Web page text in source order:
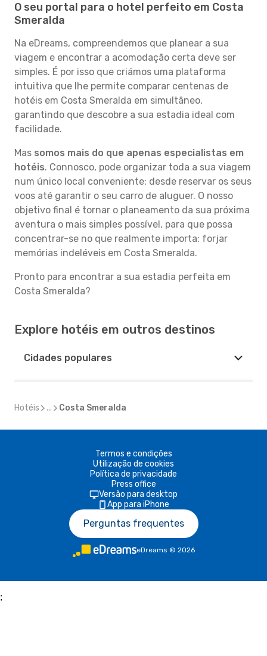
O seu portal para o hotel perfeito em Costa
Smeralda
Na eDreams, compreendemos que planear a sua
viagem e encontrar a acomodação certa deve ser
simples. É por isso que criámos uma plataforma
intuitiva que lhe permite comparar centenas de
hotéis em Costa Smeralda em simultâneo,
garantindo que descobre a sua estadia ideal com
facilidade.
Mas somos mais do que apenas especialistas em
hotéis. Connosco, pode organizar toda a sua viagem
num único local conveniente: desde reservar os seus
voos até garantir o seu carro de aluguer. O nosso
objetivo final é tornar o planeamento da sua próxima
aventura o mais simples possível, para que possa
concentrar-se no que realmente importa: forjar
memórias indeléveis em Costa Smeralda.
Pronto para encontrar a sua estadia perfeita em
Costa Smeralda?
Explore hotéis em outros destinos
Cidades populares
Hotéis ... Costa Smeralda
Termos e condições
Utilização de cookies
Política de privacidade
Press office
Versão para desktop
App para iPhone
Perguntas frequentes
eDreams © 2026
;